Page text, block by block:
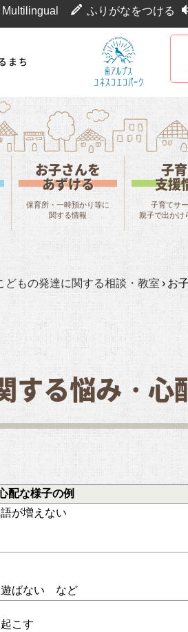
Multilingual ふりがなをつける
まち
お子さんを
あずける
保育所・一時預かり等に
関する情報
子
支援
子育てサ
親子で出かけ
どもの発達に関する相談・教室 › お
する悩み・心
配な様子の例
が増えない
遊ばない など
こす